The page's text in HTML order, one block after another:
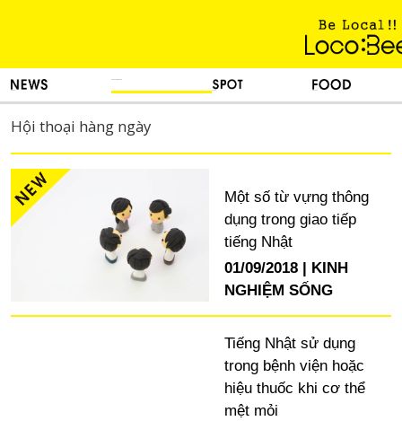
Hội thoại hàng ngày
Một số từ vựng thông
dụng trong giao tiếp
tiếng Nhật
01/09/2018
KINH
NGHIỆM SỐNG
Tiếng Nhật sử dụng
trong bệnh viện hoặc
hiệu thuốc khi cơ thể
mệt mỏi